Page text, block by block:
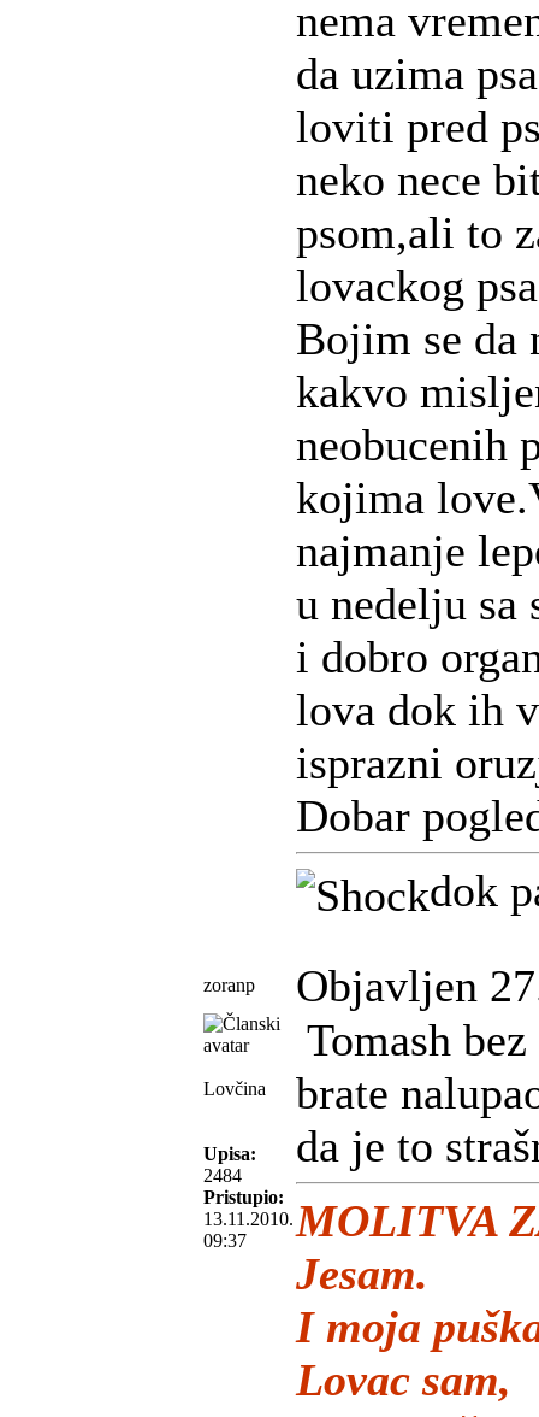
nema
da uzima
loviti pred
neko nece
psom,ali to
lovackog
Bojim se da
kakvo
neobucenih
kojima
najmanje
u nedelju
i dobro
lova dok ih
isprazni
Dobar
dok
zoranp Objavljen
Lovčina
Upisa:
2484
Pristupio:
13.11.2010.
09:37
Tomash
brate
da je to
MOLITVA
Jesam.
I moja
Lovac sam,